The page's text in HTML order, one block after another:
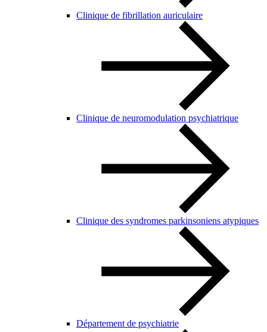
Clinique de fibrillation auriculaire
Clinique de neuromodulation psychiatrique
Clinique des syndromes parkinsoniens atypiques
Département de psychiatrie